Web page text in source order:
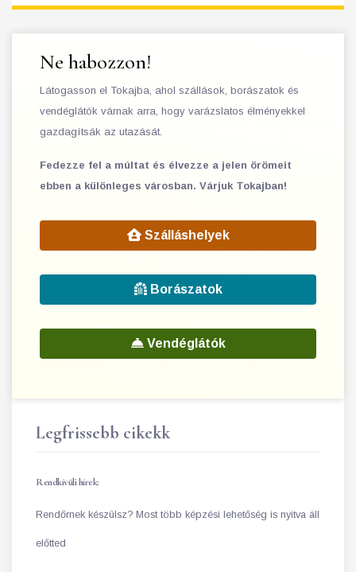
Ne habozzon!
Látogasson el Tokajba, ahol szállások, borászatok és
vendéglátók várnak arra, hogy varázslatos élményekkel
gazdagítsák az utazását.
Fedezze fel a múltat és élvezze a jelen örömeit
ebben a különleges városban. Várjuk Tokajban!
Szálláshelyek
Borászatok
Vendéglátók
Legfrissebb cikekk
Rendkívüli hírek:
Rendőrnek készülsz? Most több képzési lehetőség is nyitva áll
előtted